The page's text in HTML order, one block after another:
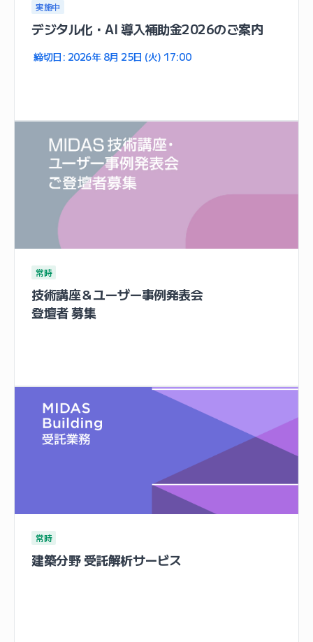
実施中
デジタル化・AI 導入補助金2026のご案内
締切日: 2026年 8月 25日 (火) 17:00
常時
技術講座＆ユーザー事例発表会
登壇者 募集
常時
建築分野 受託解析サービス